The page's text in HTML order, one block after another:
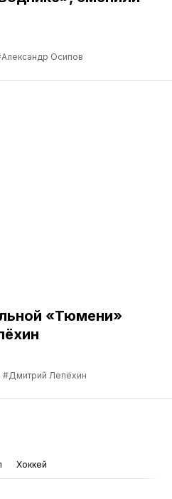
Осипов
«Тюмени»
#Дмитрий Лепёхин
Хоккей